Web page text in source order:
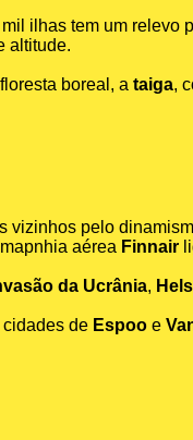
ilhas tem um relevo
altitude.
boreal, a taiga,
vizinhos pelo
aérea Finnair
da Ucrânia,
de Espoo e